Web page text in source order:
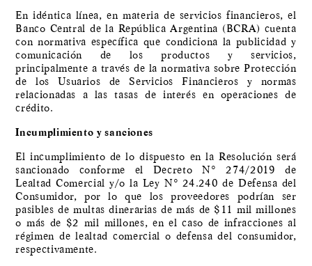
En idéntica línea, en materia de servicios financieros, el
Banco Central de la República Argentina (BCRA) cuenta
con normativa específica que condiciona la publicidad y
comunicación de los productos y servicios,
principalmente a través de la normativa sobre Protección
de los Usuarios de Servicios Financieros y normas
relacionadas a las tasas de interés en operaciones de
crédito.
Incumplimiento y sanciones
El incumplimiento de lo dispuesto en la Resolución será
sancionado conforme el Decreto N° 274/2019 de
Lealtad Comercial y/o la Ley N° 24.240 de Defensa del
Consumidor, por lo que los proveedores podrían ser
pasibles de multas dinerarias de más de $11 mil millones
o más de $2 mil millones, en el caso de infracciones al
régimen de lealtad comercial o defensa del consumidor,
respectivamente.